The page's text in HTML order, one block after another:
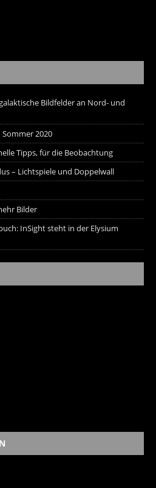
Bildfelder an Nord- und
2020
Tipps, für die Beobachtung
– Lichtspiele und Doppelwall
Bilder
InSight steht in der Elysium